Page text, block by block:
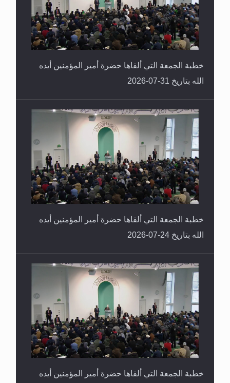
خطبة الجمعة التي ألقاها حضرة أمير المؤمنين أيده
الله بتاريخ 31-07-2026
خطبة الجمعة التي ألقاها حضرة أمير المؤمنين أيده
الله بتاريخ 24-07-2026
خطبة الجمعة التي ألقاها حضرة أمير المؤمنين أيده